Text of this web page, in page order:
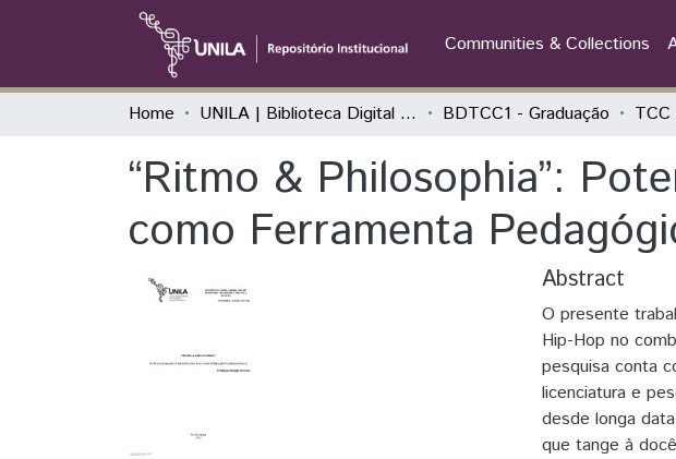
Communities & Collections
Home UNILA | Biblioteca Digital de Trabalhos de Conclusão de Curso BDTCC1 - Graduação
“Ritmo & Philosophia”:
como Ferramenta
Abstract
O presente
Hip-Hop no
pesquisa conta
licenciatura e
desde longa
que tange à